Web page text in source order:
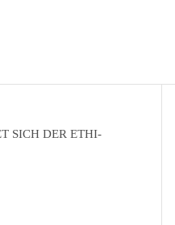
SICH DER ETHI­